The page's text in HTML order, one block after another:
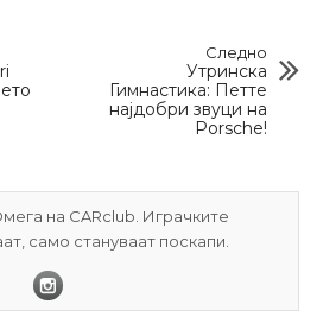
Следно
Утринска
Гимнастика: Петте
најдобри звуци на
Porsche!
на CARclub. Играчките
само стануваат поскапи.